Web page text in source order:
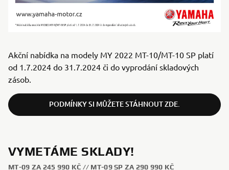
Akční nabídka na modely MY 2022 MT-10/MT-10 SP platí
od 1.7.2024 do 31.7.2024 či do vyprodání skladových
zásob.
PODMÍNKY SI MŮŽETE STÁHNOUT ZDE.
VYMETÁME SKLADY!
MT-09 ZA 245 990 KČ // MT-09 SP ZA 290 990 KČ